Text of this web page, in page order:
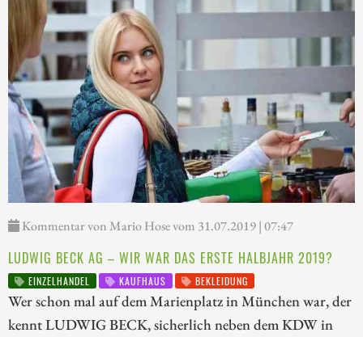
Kommentar von Mario Hose vom 31.07.2019 | 07:47
LUDWIG BECK AG – WIR WAR DAS ERSTE HALBJAHR 2019?
EINZELHANDEL KAUFHAUS BEKLEIDUNG
Wer schon mal auf dem Marienplatz in München war, der
kennt LUDWIG BECK, sicherlich neben dem KDW in